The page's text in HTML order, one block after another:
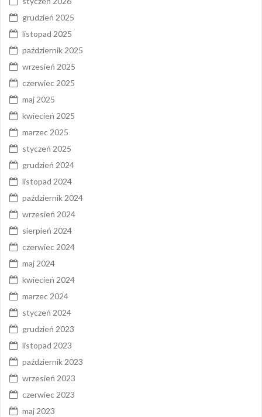
grudzień 2025
listopad 2025
październik 2025
wrzesień 2025
czerwiec 2025
maj 2025
kwiecień 2025
marzec 2025
styczeń 2025
grudzień 2024
listopad 2024
październik 2024
wrzesień 2024
sierpień 2024
czerwiec 2024
maj 2024
kwiecień 2024
marzec 2024
styczeń 2024
grudzień 2023
listopad 2023
październik 2023
wrzesień 2023
czerwiec 2023
maj 2023